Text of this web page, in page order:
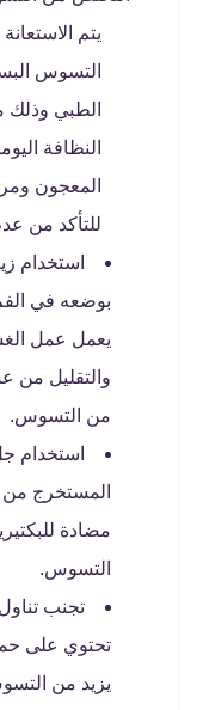
يتم
التسوس
الطبي وذلك
النظافة
المعجون
للتأكد من
استخدام
بوضعه في
يعمل عمل
والتقليل من
من التسوس.
استخدام
المستخرج من
مضادة
التسوس.
تجنب
تحتوي على
يزيد من